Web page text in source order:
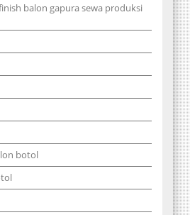
balon gapura sewa produksi
botol